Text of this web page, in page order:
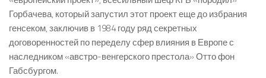
Горбачева, который запустил этот проект еще до избрания
генсеком, заключив в 1984 году ряд секретных
договоренностей по переделу сфер влияния в Европе с
наследником «австро-венгерского престола» Отто фон
Габсбургом.